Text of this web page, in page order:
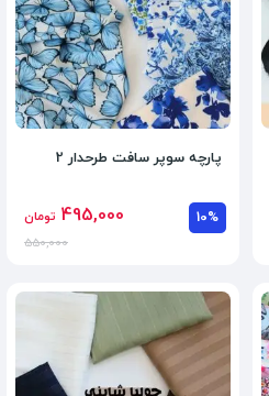
پارچه سوپر سافت طرحدار 2
10%
495,000 تومان
550,000